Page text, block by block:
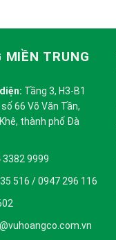
MIỀN TRUNG
Tầng 3, H3-B1
66 Võ Văn Tần,
thành phố Đà
3382 9999
516 / 0947 296 116